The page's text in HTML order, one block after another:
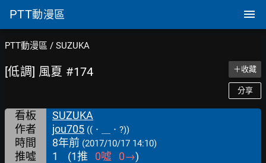
PTT動漫區
PTT動漫區 / SUZUKA
[低調] 風夏 #174 ＋收藏
分享
看板
SUZUKA
作者
jou705 ((．＿．?))
時間 8年前 (2017/10/17 14:10)
推噓 1 (1推 0噓 0→)